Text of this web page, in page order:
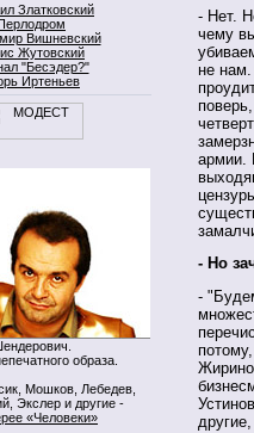
Златковский
Вишневский
Жутовский
"Бесэдер?"
Иртеньев
образа.
Мошков, Лебедев,
Экслер и другие -
«Человеки»
- Нет.
чему
не
армии.
- Но
-